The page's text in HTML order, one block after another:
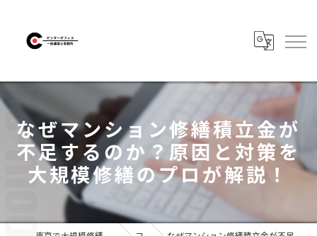
なぜマンション修繕積立金が
不足するのか？原因と対策を
大規模修繕のプロが解説！